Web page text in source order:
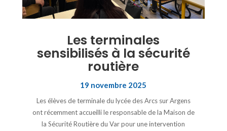
Les terminales
sensibilisés à la sécurité
routière
19 novembre 2025
Les élèves de terminale du lycée des Arcs sur Argens
ont récemment accueilli le responsable de la Maison de
la Sécurité Routière du Var pour une intervention